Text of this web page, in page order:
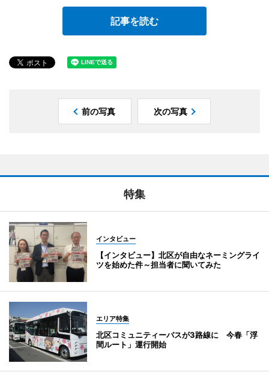
記事を読む
前の写真 次の写真
特集
インタビュー
【インタビュー】北区が自由なネーミングライ
ツを始めた件～担当者に聞いてみた
エリア特集
北区コミュニティーバスが3路線に 今春「浮
間ルート」運行開始